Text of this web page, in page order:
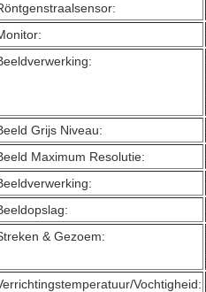
Grijs Niveau:
Maximum Resolutie:
& Gezoem:
Vochtigheid: